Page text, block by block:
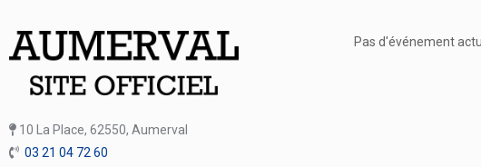
10 La Place, 62550, Aumerval
03 21 04 72 60
Pas d'événement